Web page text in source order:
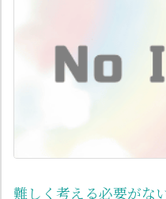
難しく考える必要がな